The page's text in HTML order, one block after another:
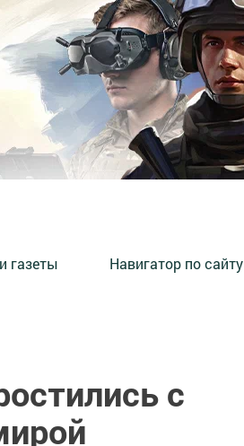
газеты Навигатор по сайту
с